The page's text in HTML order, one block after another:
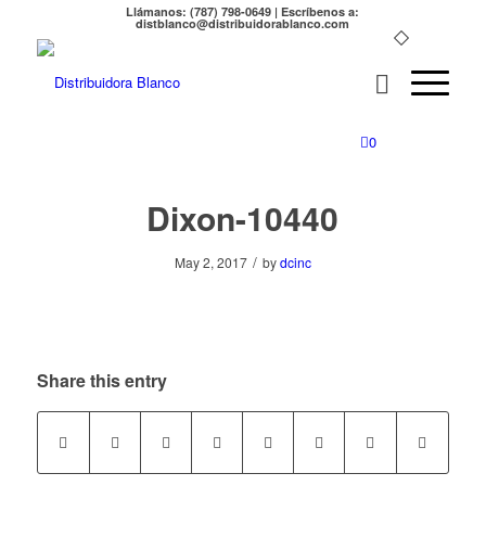
Llámanos: (787) 798-0649 | Escríbenos a:
distblanco@distribuidorablanco.com
0
Dixon-10440
May 2, 2017 / bydcinc
Share this entry